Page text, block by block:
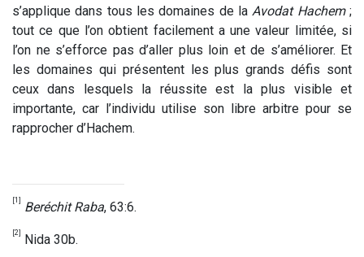
s’applique dans tous les domaines de la Avodat Hachem;
tout ce que l’on obtient facilement a une valeur limitée, si
l’on ne s’efforce pas d’aller plus loin et de s’améliorer. Et
les domaines qui présentent les plus grands défis sont
ceux dans lesquels la réussite est la plus visible et
importante, car l’individu utilise son libre arbitre pour se
rapprocher d’Hachem.
[1] Beréchit Raba, 63:6.
[2] Nida 30b.